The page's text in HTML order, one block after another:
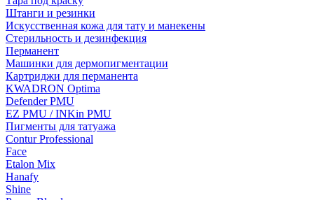
Штанги и резинки
Искусственная кожа для тату и манекены
Стерильность и дезинфекция
Перманент
Машинки для дермопигментации
Картриджи для перманента
KWADRON Optima
Defender PMU
EZ PMU / INKin PMU
Пигменты для татуажа
Contur Professional
Face
Etalon Mix
Hanafy
Shine